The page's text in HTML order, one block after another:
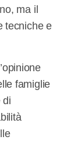
ma il
tecniche e
famiglie
di